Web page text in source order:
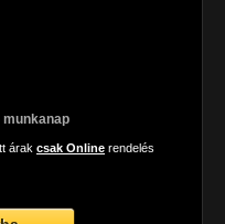
munkanap
árak csak Online rendelés